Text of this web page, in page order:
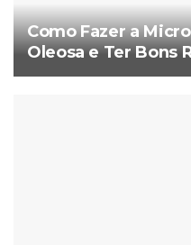
Como Fazer a
Oleosa e Ter Bons